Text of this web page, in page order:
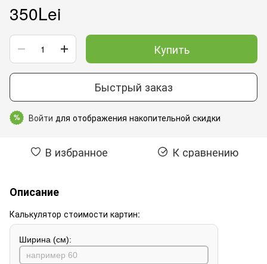
350Lei
Купить
Быстрый заказ
% Войти для отображения накопительной скидки
В избранное К сравнению
Описание
Калькулятор стоимости картин:
Ширина (см):